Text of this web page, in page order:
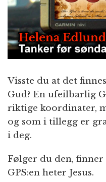
Visste du at det
Gud? En ufeilbarlig
riktige koordinater,
og som i tillegg er
i deg.
Følger du den,
GPS:en heter Jesus.